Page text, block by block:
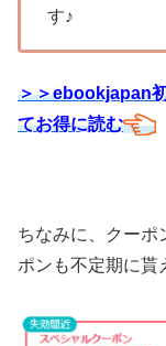
す♪
＞＞ebookjapan
てお得に読む
ちなみに、クーポ
ポンも不定期に貰